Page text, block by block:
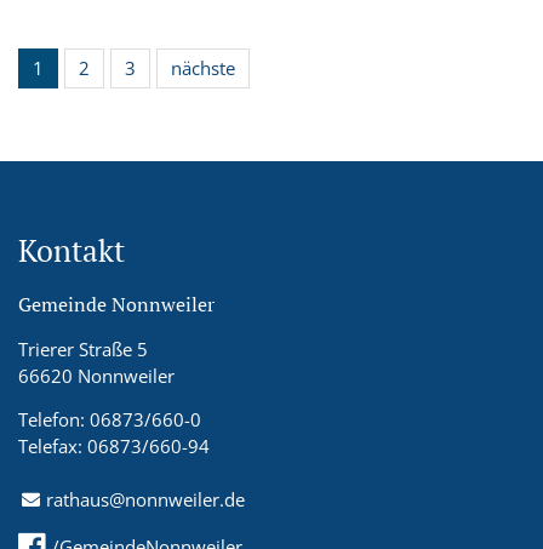
1 2 3 nächste
Kontakt
Gemeinde Nonnweiler
Trierer Straße 5
66620 Nonnweiler
Telefon: 06873/660-0
Telefax: 06873/660-94
rathaus@nonnweiler.de